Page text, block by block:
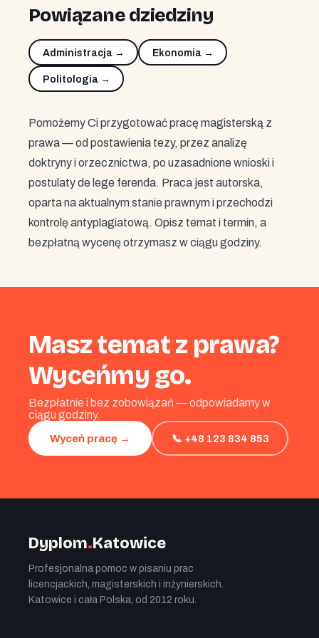
Powiązane dziedziny
Administracja → Ekonomia →
Politologia →
Pomożemy Ci przygotować pracę magisterską z
prawa — od postawienia tezy, przez analizę
doktryny i orzecznictwa, po uzasadnione wnioski i
postulaty de lege ferenda. Praca jest autorska,
oparta na aktualnym stanie prawnym i przechodzi
kontrolę antyplagiatową. Opisz temat i termin, a
bezpłatną wycenę otrzymasz w ciągu godziny.
Masz temat z prawa?
Wyceńmy go.
Bezpłatnie i bez zobowiązań — odpowiadamy w
ciągu godziny.
Wyceń pracę → 📞 +48 123 834 853
Dyplom.Katowice
Profesjonalna pomoc w pisaniu prac
licencjackich, magisterskich i inżynierskich.
Katowice i cała Polska, od 2012 roku.